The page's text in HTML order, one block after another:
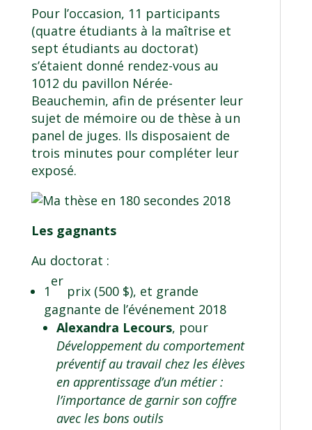
Pour l’occasion, 11 participants
(quatre étudiants à la maîtrise et
sept étudiants au doctorat)
s’étaient donné rendez-vous au
1012 du pavillon Nérée-
Beauchemin, afin de présenter leur
sujet de mémoire ou de thèse à un
panel de juges. Ils disposaient de
trois minutes pour compléter leur
exposé.
Les gagnants
Au doctorat :
1
er
prix (500 $), et grande
gagnante de l’événement 2018
Alexandra Lecours, pour
Développement du comportement
préventif au travail chez les élèves
en apprentissage d’un métier :
l’importance de garnir son coffre
avec les bons outils